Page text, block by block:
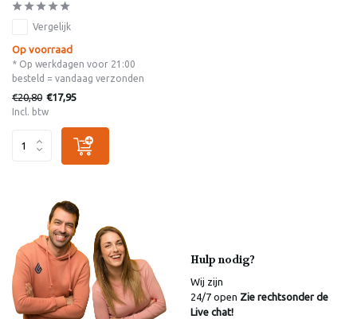
Vergelijk
Op voorraad
* Op werkdagen voor 21:00
besteld = vandaag verzonden
€20,80 €17,95
Incl. btw
Hulp nodig?
Wij zijn
24/7 open Zie rechtsonder de
Live chat!